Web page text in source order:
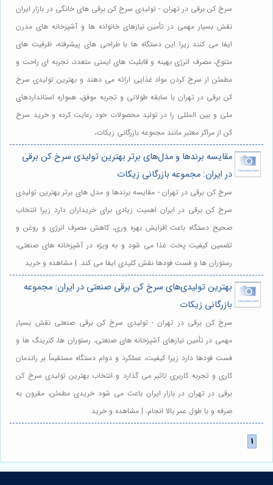
سرخ کن برقی در تهران - تولیدی سرخ کن برقی های خانگی در بازار ایران
نقش بسیار مهمی در تأمین نیازهای خانواده ها و آشپزخانه های مدرن
ایفا می کنند زیرا این دستگاه ها با طراحی های پیشرفته، ظرفیت های
متنوع، مصرف انرژی بهینه و قابلیت های ایمنی متعدد، تجربه ای راحت و
مطمئن از سرخ کردن مواد غذایی ارائه می دهند و بهترین تولیدی سرخ
کن برقی در تهران با سابقه طولانی و تجربه موفق، همواره استانداردهای
ملی و بین المللی را در تولید محصولات خود رعایت کرده و خرید سرخ
کن از مراکز معتبر مانند مجموعه بازرگانی زیکات،
مقایسه برندها و مدل‌های برتر بهترین تولیدی سرخ کن برقی
در ایران: مجموعه بازرگانی زیکات
سرخ کن برقی در تهران - مقایسه برندها و مدل های برتر بهترین تولیدی
سرخ کن برقی در ایران اهمیت زیادی برای خریداران دارد زیرا انتخاب
صحیح دستگاه باعث افزایش بهره وری، کاهش مصرف انرژی و روغن و
تضمین کیفیت پخت غذا می شود و به ویژه در آشپزخانه های صنعتی،
رستوران ها و فست فودها نقش کلیدی ایفا می کند. | مشاهده و خرید
بهترین تولیدی‌های سرخ کن برقی صنعتی در ایران: مجموعه
بازرگانی زیکات
سرخ کن برقی در تهران - تولیدی سرخ کن برقی صنعتی نقش بسیار
مهمی در تأمین نیازهای آشپزخانه های صنعتی، رستوران ها، کترینگ ها و
فست فودها دارد زیرا کیفیت، عملکرد و دوام دستگاه مستقیماً بر راندمان
کاری و تجربه کاربری تاثیر می گذارد و انتخاب بهترین تولیدی سرخ کن
برقی در تهران در بازار ایران باعث می شود خریدی مطمئن، مقرون به
صرفه و با طول عمر بالا انجام. | مشاهده و خرید